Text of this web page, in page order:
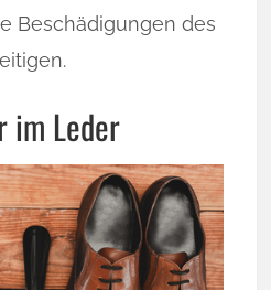
Beschädigungen des
im Leder